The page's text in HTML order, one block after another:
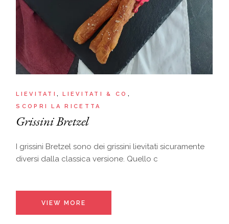
LIEVITATI
LIEVITATI & CO
SCOPRI LA RICETTA
Grissini Bretzel
I grissini Bretzel sono dei grissini lievitati sicuramente
diversi dalla classica versione. Quello c
VIEW MORE